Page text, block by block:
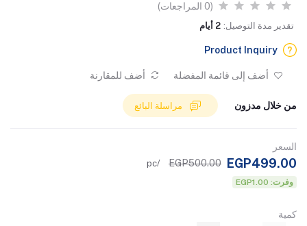
(0 المراجعات)
تقدير مدة التوصيل: 2 أيام
Product Inquiry
أضف إلى قائمة المفضلة أضف للمقارنة
من خلال مدزون
السعر
EGP499.00
EGP500.00
/pc
وفرت: EGP1.00
كمية